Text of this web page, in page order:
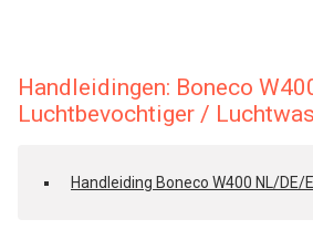
Handleidingen: Boneco
Luchtbevochtiger /
Handleiding Boneco W400 NL/DE/